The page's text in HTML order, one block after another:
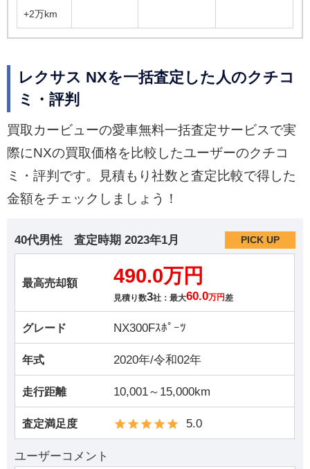
+2万km
レクサス NXを一括査定した人のクチコ
ミ・評判
買取カービューの愛車無料一括査定サービスで実
際にNXの買取価格を比較したユーザーのクチコ
ミ・評判です。見積もり社数と査定比較で得した
金額をチェックしましょう！
40代男性 査定時期 2023年1月 PICK UP
最高売却額 490.0万円
見積り数3社：最大60.0万円 差
グレード NX300Fｽﾎﾟｰﾂ
年式 2020年/令和02年
走行距離 10,001～15,000km
査定満足度 5.0
ユーザーコメント